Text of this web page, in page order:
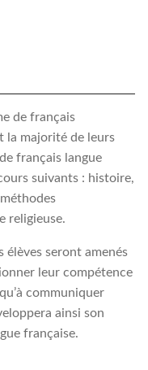
de français
la majorité de leurs
français langue
suivants : histoire,
religieuse.
élèves seront amenés
leur compétence
communiquer
ainsi son
française.